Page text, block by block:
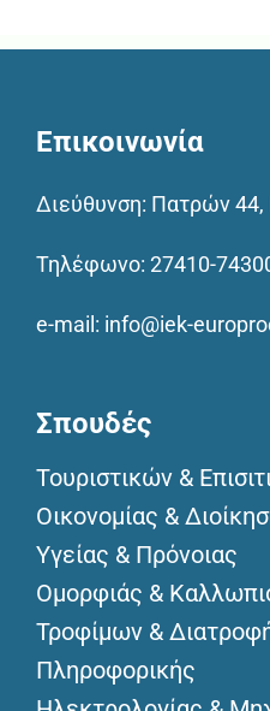
Επικοινωνία
Διεύθυνση: Πατρών 44,
Τηλέφωνο: 27410-
e-mail: info@iek-
Σπουδές
Τουριστικών &
Οικονομίας &
Υγείας & Πρόνοιας
Ομορφιάς &
Τροφίμων &
Πληροφορικής